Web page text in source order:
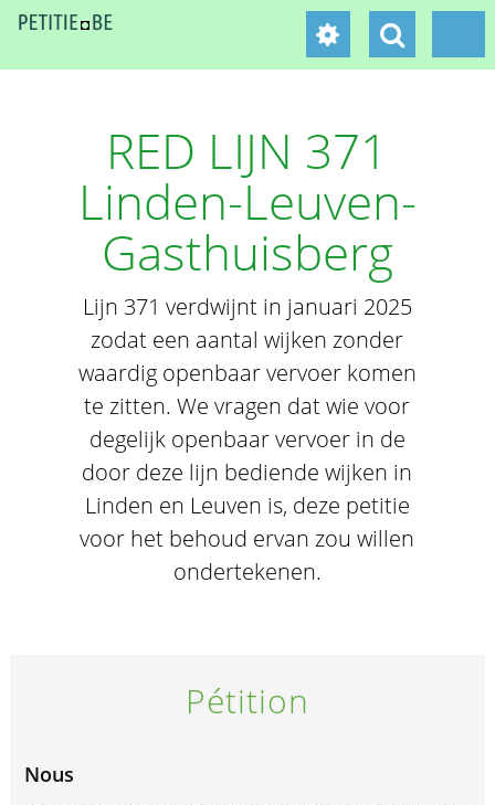
RED LIJN 371
Linden-Leuven-
Gasthuisberg
Lijn 371 verdwijnt in januari 2025
zodat een aantal wijken zonder
waardig openbaar vervoer komen
te zitten. We vragen dat wie voor
degelijk openbaar vervoer in de
door deze lijn bediende wijken in
Linden en Leuven is, deze petitie
voor het behoud ervan zou willen
ondertekenen.
Pétition
Nous